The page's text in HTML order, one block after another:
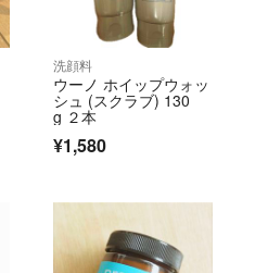
洗顔料
ウーノ ホイップウォッ
シュ (スクラブ) 130
g ２本
¥1,580